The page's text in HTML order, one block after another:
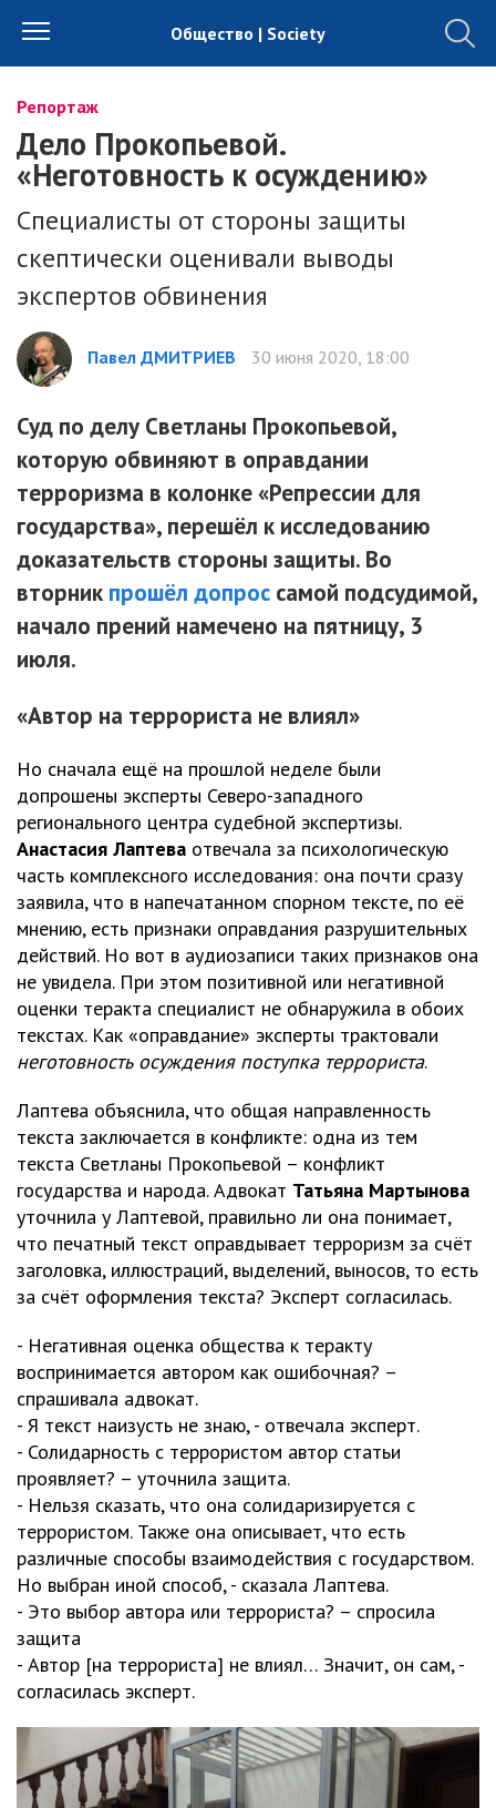
Общество | Society
Репортаж
Дело Прокопьевой.
«Неготовность к осуждению»
Специалисты от стороны защиты
скептически оценивали выводы
экспертов обвинения
Павел ДМИТРИЕВ 30 июня 2020, 18:00
Суд по делу Светланы Прокопьевой,
которую обвиняют в оправдании
терроризма в колонке «Репрессии для
государства», перешёл к исследованию
доказательств стороны защиты. Во
вторник прошёл допрос самой подсудимой,
начало прений намечено на пятницу, 3
июля.
«Автор на террориста не влиял»
Но сначала ещё на прошлой неделе были
допрошены эксперты Северо-западного
регионального центра судебной экспертизы.
Анастасия Лаптева отвечала за психологическую
часть комплексного исследования: она почти сразу
заявила, что в напечатанном спорном тексте, по её
мнению, есть признаки оправдания разрушительных
действий. Но вот в аудиозаписи таких признаков она
не увидела. При этом позитивной или негативной
оценки теракта специалист не обнаружила в обоих
текстах. Как «оправдание» эксперты трактовали
неготовность осуждения поступка террориста.
Лаптева объяснила, что общая направленность
текста заключается в конфликте: одна из тем
текста Светланы Прокопьевой – конфликт
государства и народа. Адвокат Татьяна Мартынова
уточнила у Лаптевой, правильно ли она понимает,
что печатный текст оправдывает терроризм за счёт
заголовка, иллюстраций, выделений, выносов, то есть
за счёт оформления текста? Эксперт согласилась.
- Негативная оценка общества к теракту
воспринимается автором как ошибочная? –
спрашивала адвокат.
- Я текст наизусть не знаю, - отвечала эксперт.
- Солидарность с террористом автор статьи
проявляет? – уточнила защита.
- Нельзя сказать, что она солидаризируется с
террористом. Также она описывает, что есть
различные способы взаимодействия с государством.
Но выбран иной способ, - сказала Лаптева.
- Это выбор автора или террориста? – спросила
защита
- Автор [на террориста] не влиял… Значит, он сам, -
согласилась эксперт.